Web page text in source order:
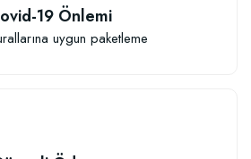
19 Önlemi
uygun paketleme